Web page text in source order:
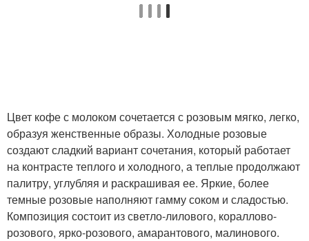
Цвет кофе с молоком сочетается с розовым мягко, легко,
образуя женственные образы. Холодные розовые
создают сладкий вариант сочетания, который работает
на контрасте теплого и холодного, а теплые продолжают
палитру, углубляя и раскрашивая ее. Яркие, более
темные розовые наполняют гамму соком и сладостью.
Композиция состоит из светло-лилового, кораллово-
розового, ярко-розового, амарантового, малинового.